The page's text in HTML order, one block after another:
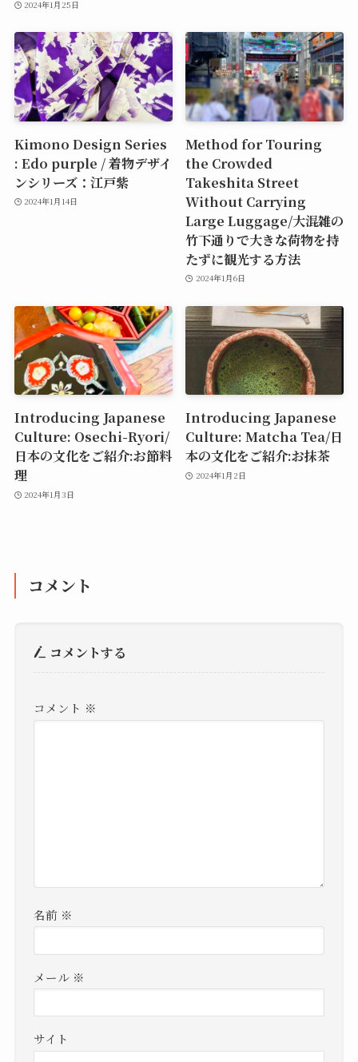
2024年1月25日
Kimono Design Series
: Edo purple / 着物デザイ
ンシリーズ：江戸紫
2024年1月14日
Method for Touring
the Crowded
Takeshita Street
Without Carrying
Large Luggage/大混雑の
竹下通りで大きな荷物を持
たずに観光する方法
2024年1月6日
Introducing Japanese
Culture: Osechi-Ryori/
日本の文化をご紹介:お節料
理
2024年1月3日
Introducing Japanese
Culture: Matcha Tea/日
本の文化をご紹介:お抹茶
2024年1月2日
コメント
コメントする
コメント ※
名前 ※
メール ※
サイト